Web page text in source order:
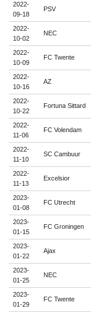
2022-
09-18
PSV
2022-
10-02
NEC
2022-
10-09
FC Twente
2022-
10-16
AZ
2022-
10-22
Fortuna Sittard
2022-
11-06
FC Volendam
2022-
11-10
SC Cambuur
2022-
11-13
Excelsior
2023-
01-08
FC Utrecht
2023-
01-15
FC Groningen
2023-
01-22
Ajax
2023-
01-25
NEC
2023-
01-29
FC Twente